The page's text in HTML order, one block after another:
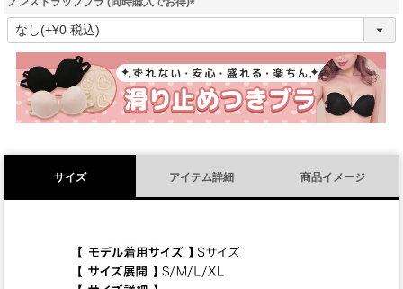
(
須
)
サイズ アイテム詳細 商品イメージ